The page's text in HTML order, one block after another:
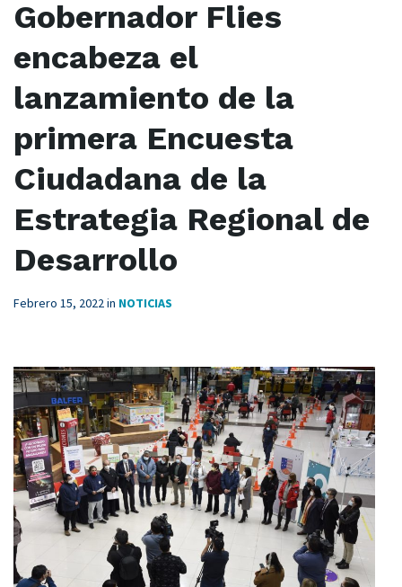
Gobernador Flies
encabeza el
lanzamiento de la
primera Encuesta
Ciudadana de la
Estrategia Regional de
Desarrollo
Febrero 15, 2022in NOTICIAS